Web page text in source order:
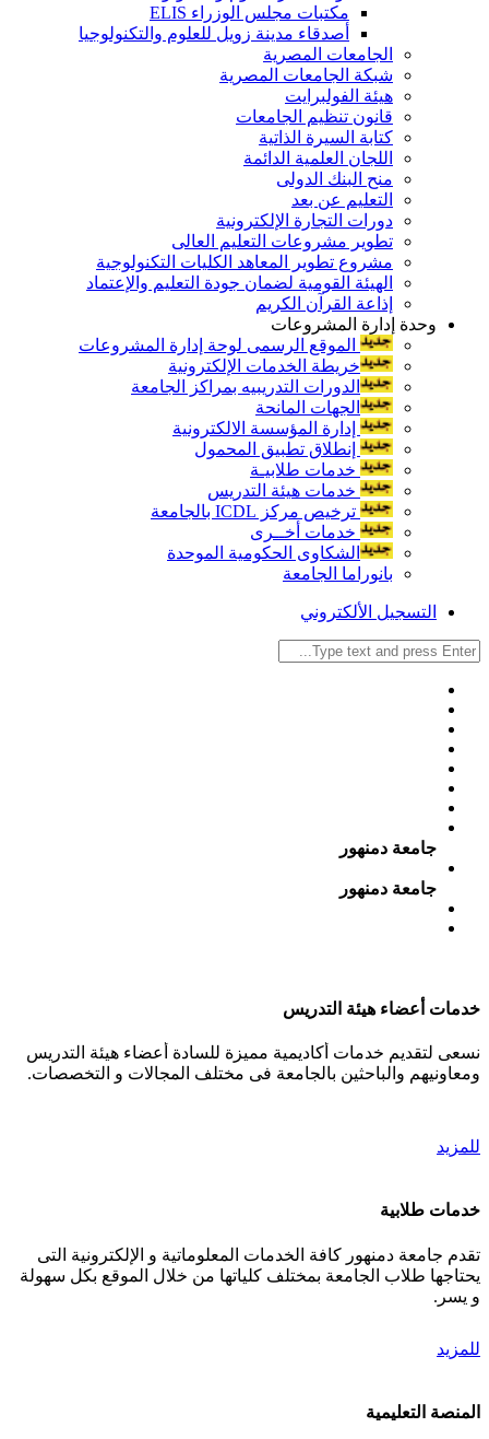
مكتبات مجلس الوزراء ELIS
أصدقاء مدينة زويل للعلوم والتكنولوجيا
الجامعات المصرية
شبكة الجامعات المصرية
هيئة الفولبرايت
قانون تنظيم الجامعات
كتابة السيرة الذاتية
اللجان العلمية الدائمة
منح البنك الدولى
التعليم عن بعد
دورات التجارة الإلكترونية
تطوير مشروعات التعليم العالى
مشروع تطوير المعاهد الكليات التكنولوجية
الهيئة القومية لضمان جودة التعليم والإعتماد
إذاعة القرآن الكريم
وحدة إدارة المشروعات
الموقع الرسمى لوحة إدارة المشروعات
خريطة الخدمات الإلكترونية
الدورات التدريبيه بمراكز الجامعة
الجهات المانحة
إدارة المؤسسة الالكترونية
إنطلاق تطبيق المحمول
خدمات طلابيـة
خدمات هيئة التدريس
ترخيص مركز ICDL بالجامعة
خدمات أخــرى
الشكاوى الحكومية الموحدة
بانوراما الجامعة
التسجيل الألكتروني
جامعة دمنهور
جامعة دمنهور
خدمات أعضاء هيئة التدريس
نسعى لتقديم خدمات أكاديمية مميزة للسادة أعضاء هيئة التدريس
ومعاونيهم والباحثين بالجامعة فى مختلف المجالات و التخصصات.
للمزيد
خدمات طلابية
تقدم جامعة دمنهور كافة الخدمات المعلوماتية و الإلكترونية التى
يحتاجها طلاب الجامعة بمختلف كلياتها من خلال الموقع بكل سهولة
و يسر.
للمزيد
المنصة التعليمية